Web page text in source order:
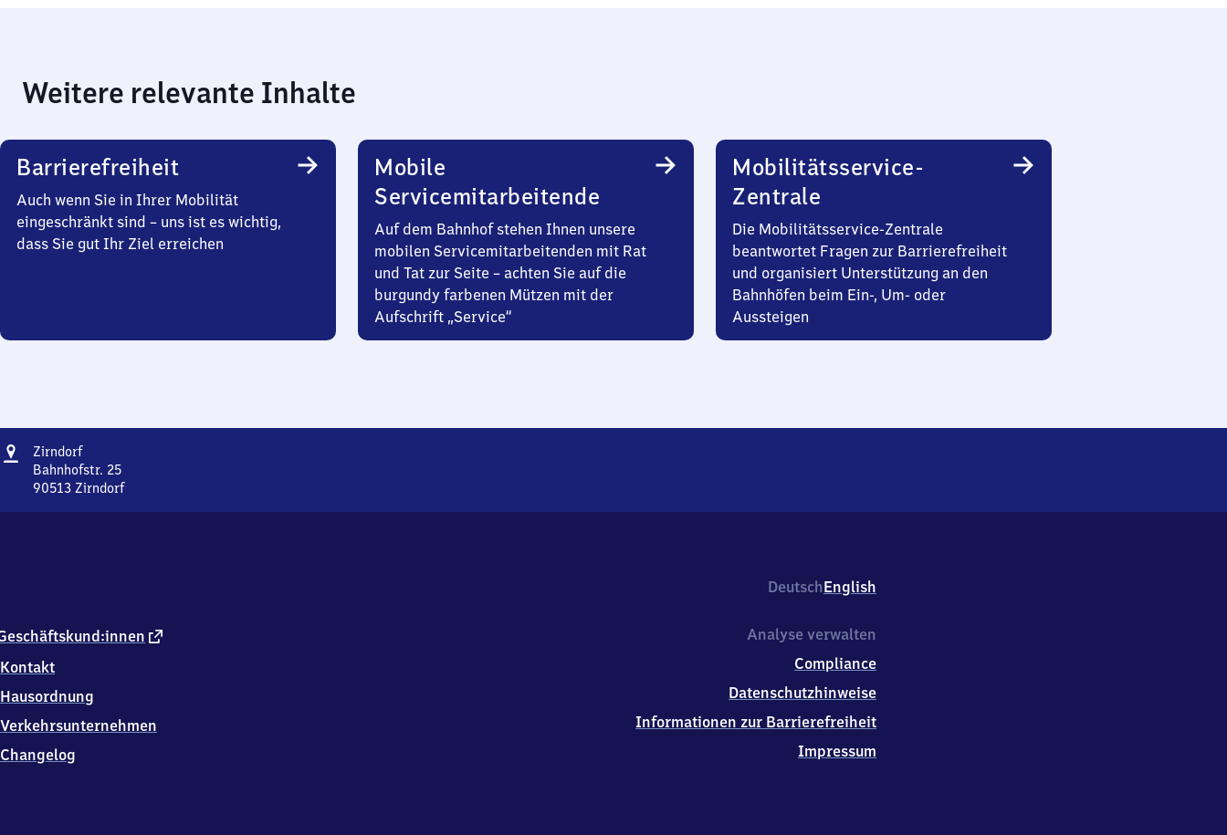
Weitere relevante Inhalte
Barrierefreiheit
Auch wenn Sie in Ihrer Mobilität
eingeschränkt sind – uns ist es wichtig,
dass Sie gut Ihr Ziel erreichen
Mobile
Servicemitarbeitende
Auf dem Bahnhof stehen Ihnen unsere
mobilen Servicemitarbeitenden mit Rat
und Tat zur Seite – achten Sie auf die
burgundy farbenen Mützen mit der
Aufschrift „Service“
Mobilitätsservice-
Zentrale
Die Mobilitätsservice-Zentrale
beantwortet Fragen zur Barrierefreiheit
und organisiert Unterstützung an den
Bahnhöfen beim Ein-, Um- oder
Aussteigen
Adresse
ZirndorfZirndorf
Bahnhofstr. 25
90513 Zirndorf
3
DeutschEnglish
externer
Kontakt
Hausordnung
Verkehrsunternehmen
Changelog
Analyse verwalten
Compliance
Datenschutzhinweise
Informationen zur Barrierefreiheit
Impressum